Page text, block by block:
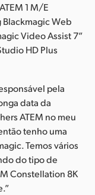
1 M/E
Web
Video Assist 7”
HD Plus
pela
data da
ATEM no meu
tenho uma
Temos vários
do tipo de
Constellation 8K